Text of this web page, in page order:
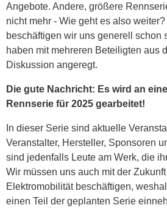
Angebote. Andere, größere
nicht mehr - Wie geht es also
beschäftigen wir uns generell schon
haben mit mehreren Beteiligten aus
Diskussion angeregt.
Die gute Nachricht: Es wird an
Rennserie für 2025 gearbeitet!
In dieser Serie sind aktuelle
Veranstalter, Hersteller, Sponsoren
sind jedenfalls Leute am Werk, die
Wir müssen uns auch mit der
Elektromobilität beschäftigen,
einen Teil der geplanten Serie